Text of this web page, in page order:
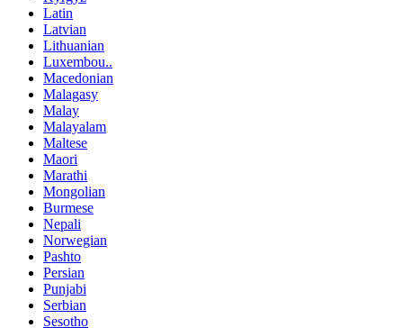
Latin
Latvian
Lithuanian
Luxembou..
Macedonian
Malagasy
Malay
Malayalam
Maltese
Maori
Marathi
Mongolian
Burmese
Nepali
Norwegian
Pashto
Persian
Punjabi
Serbian
Sesotho